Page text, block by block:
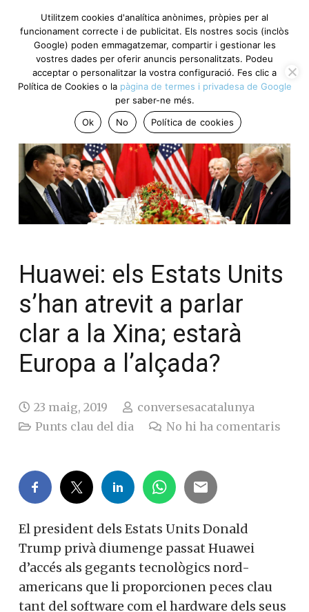
Huawei: els Estats Units
s’han atrevit a parlar
clar a la Xina; estarà
Europa a l’alçada?
23 maig, 2019
conversesacatalunya
Punts clau del dia
No hi ha comentaris
El president dels Estats Units Donald
Trump privà diumenge passat Huawei
d’accés als gegants tecnològics nord-
americans que li proporcionen peces clau
tant del software com el hardware dels seus
Utilitzem cookies d'analítica anònimes, pròpies per al
funcionament correcte i de publicitat. Els nostres socis (inclòs
Google) poden emmagatzemar, compartir i gestionar les
vostres dades per oferir anuncis personalitzats. Podeu
acceptar o personalitzar la vostra configuració. Fes clic a
Política de Cookies o la pàgina de termes i privadesa de Google
per saber-ne més.
Ok
No Política de cookies